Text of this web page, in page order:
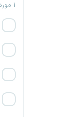
۱ مورد انتخاب شده